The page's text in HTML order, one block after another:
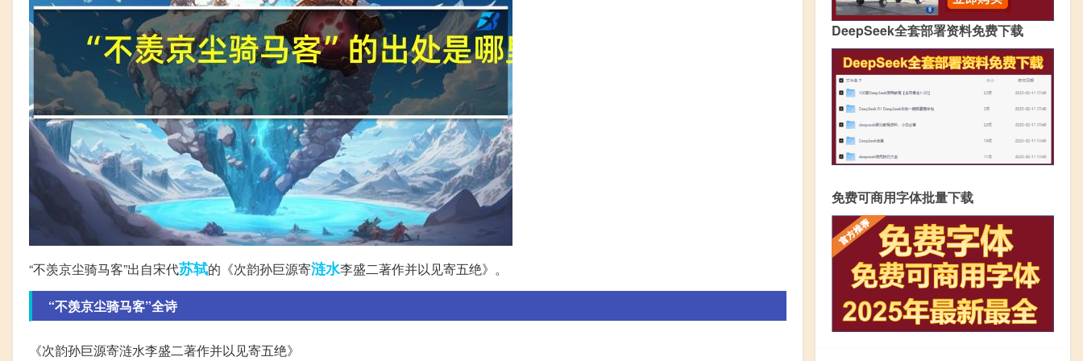
“不羡京尘骑马客”出自宋代苏轼的《次韵孙巨源寄涟水李盛二著作并以见寄五绝》。
“不羡京尘骑马客”全诗
《次韵孙巨源寄涟水李盛二著作并以见寄五绝》
DeepSeek全套部署资料免费下载
免费可商用字体批量下载